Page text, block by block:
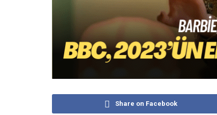
Share on Facebook